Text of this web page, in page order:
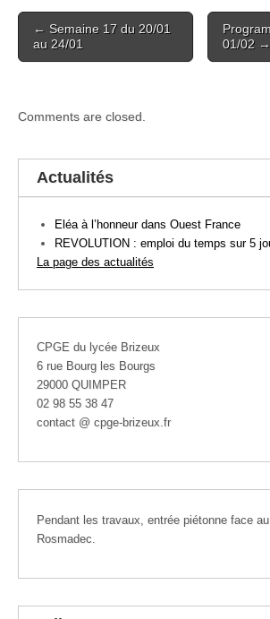
Post
navigation
← Semaine 17 du 20/01
au 24/01
01/02 →
Comments are closed.
Actualités
Eléa à l’honneur dans Ouest France
REVOLUTION : emploi du temps sur 5
La page des actualités
CPGE du lycée Brizeux
6 rue Bourg les Bourgs
29000 QUIMPER
02 98 55 38 47
contact @ cpge-brizeux.fr
Pendant les travaux, entrée piétonne face
Rosmadec.